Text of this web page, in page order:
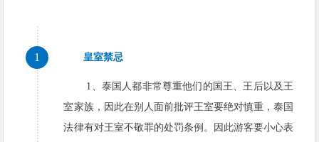
1 皇室禁忌
1、泰国人都非常尊重他们的国王、王后以及王
室家族，因此在别人面前批评王室要绝对慎重，泰国
法律有对王室不敬罪的处罚条例。因此游客要小心表